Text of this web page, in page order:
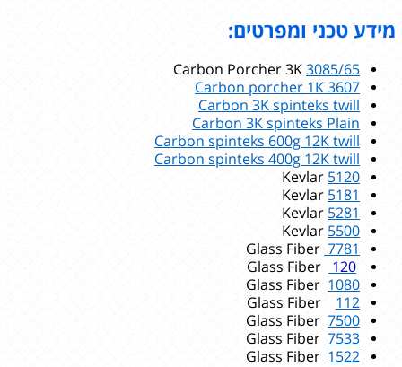
מידע טכני ומפרטים:
Carbon Porcher 3K3085/65
3607
Carbon porcher 1K
Carbon 3K spinteks twill
Carbon 3K spinteks Plain
Carbon spinteks 600g 12K twill
Carbon spinteks 400g 12K twill
Kevlar 5120
Kevlar 5181
Kevlar 5281
Kevlar 5500
7781
120
1080
112
7500
Glass Fiber
7533
Glass Fiber
1522